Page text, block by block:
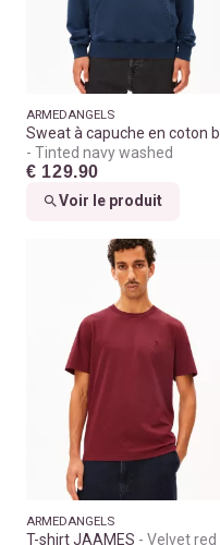
ARMEDANGELS
Sweat à capuche en coton
Tinted navy washed
€ 129.90
Voir le produit
ARMEDANGELS
T-shirt JAAMES Velvet red